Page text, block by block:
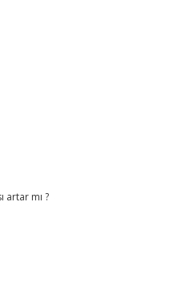
artar mı ?